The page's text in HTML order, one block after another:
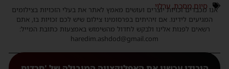
סיום מסכת, ערלוי
אנו מכבדים זכויות יוצרים ועושים מאמץ לאתר את בעלי הזכויות בצילומים
המגיעים לידינו. אם זיהיתים בפרסומינו צילום שיש לכם זכויות בו, אתם
רשאים לפנות אלינו ולבקש לחדול מהשימוש באמצעות כתובת המייל:
haredim.ashdod@gmail.com